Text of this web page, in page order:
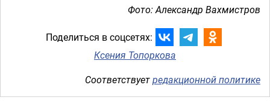
Фото: Александр Вахмистров
Поделиться в соцсетях:
Ксения Топоркова
Соответствуетредакционной политике